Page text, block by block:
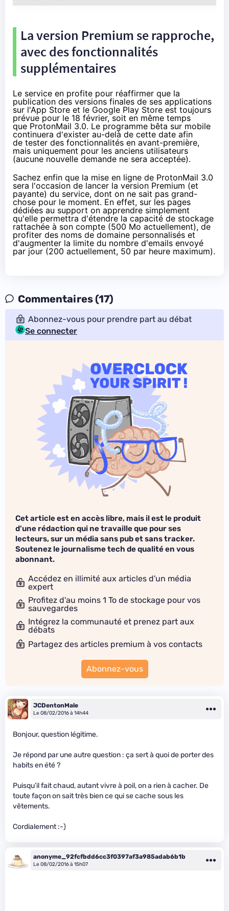
La version Premium se rapproche,
avec des fonctionnalités
supplémentaires
Le service en profite pour réaffirmer que la
publication des versions finales de ses applications
sur l'App Store et le Google Play Store est toujours
prévue pour le 18 février, soit en même temps
que ProtonMail 3.0. Le programme bêta sur mobile
continuera d'exister au-delà de cette date afin
de tester des fonctionnalités en avant-première,
mais uniquement pour les anciens utilisateurs
(aucune nouvelle demande ne sera acceptée).
Sachez enfin que la mise en ligne de ProtonMail 3.0
sera l'occasion de lancer la version Premium (et
payante) du service, dont on ne sait pas grand-
chose pour le moment. En effet, sur les pages
dédiées au support on apprendre simplement
qu'elle permettra d'étendre la capacité de stockage
rattachée à son compte (500 Mo actuellement), de
profiter des noms de domaine personnalisés et
d'augmenter la limite du nombre d'emails envoyé
par jour (200 actuellement, 50 par heure maximum).
Commentaires (17)
Abonnez-vous pour prendre part au débat
Se connecter
Cet article est en accès libre, mais il est le produit
d'une rédaction qui ne travaille que pour ses
lecteurs, sur un média sans pub et sans tracker.
Soutenez le journalisme tech de qualité en vous
abonnant.
Accédez en illimité aux articles d'un média
expert
Profitez d'au moins 1 To de stockage pour vos
sauvegardes
Intégrez la communauté et prenez part aux
débats
Partagez des articles premium à vos contacts
Abonnez-vous
JCDentonMale
Le 08/02/2016 à 14h44
Bonjour, question légitime.
Je répond par une autre question : ça sert à quoi de porter des
habits en été ?
Puisqu’il fait chaud, autant vivre à poil, on a rien à cacher. De
toute façon on sait très bien ce qui se cache sous les
vêtements.
Cordialement :-)
anonyme_92fcfbdd6cc3f0397af3a985adab6b1b
Le 08/02/2016 à 15h07